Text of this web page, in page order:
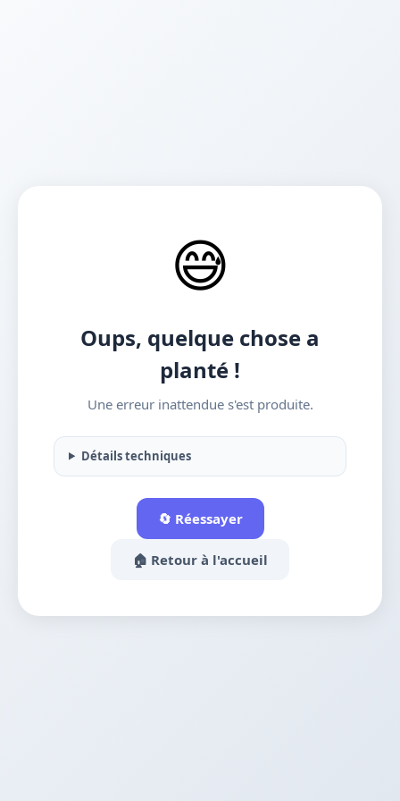
😅
Oups, quelque chose a
planté !
Une erreur inattendue s'est produite.
Détails techniques
🔄 Réessayer
🏠 Retour à l'accueil